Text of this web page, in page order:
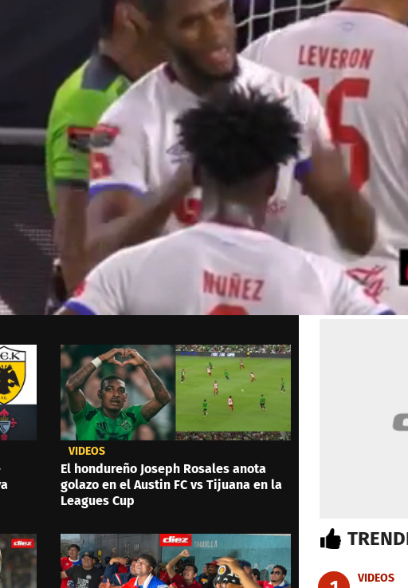
VIDEOS
El hondureño Joseph Rosales anota
golazo en el Austin FC vs Tijuana en la
Leagues Cup
VIDEOS